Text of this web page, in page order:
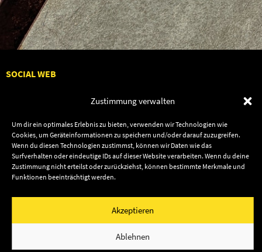
Zustimmung verwalten
Um dir ein optimales Erlebnis zu bieten, verwenden wir Technologien wie
Cookies, um Geräteinformationen zu speichern und/oder darauf zuzugreifen.
Wenn du diesen Technologien zustimmst, können wir Daten wie das
Surfverhalten oder eindeutige IDs auf dieser Website verarbeiten. Wenn du deine
Zustimmung nicht erteilst oder zurückziehst, können bestimmte Merkmale und
Funktionen beeinträchtigt werden.
Akzeptieren
Ablehnen
SOCIAL WEB
Audiolith
News
Artists
Contact Us
Dates
Shop
© 2003–2026 Audiolith International GmbH & Audiolith
Impressum Privacy